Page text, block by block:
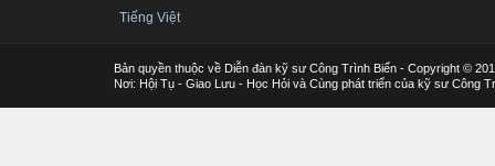
Tiếng Việt
Bản quyền thuộc về Diễn đàn kỹ sư Công Trình Biển - Copyright ©
Nơi: Hội Tụ - Giao Lưu - Học Hỏi và Cùng phát triển của kỹ sư Công